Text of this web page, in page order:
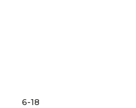
6-18